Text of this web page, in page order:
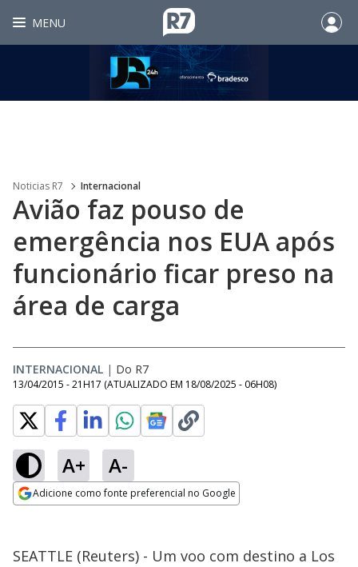
MENU
Noticias R7 Internacional
Avião faz pouso de
emergência nos EUA após
funcionário ficar preso na
área de carga
INTERNACIONAL | Do R7
13/04/2015 - 21H17 (ATUALIZADO EM 18/08/2025 - 06H08)
A+ A-
Adicione como fonte preferencial no Google
SEATTLE (Reuters) - Um voo com destino a Los